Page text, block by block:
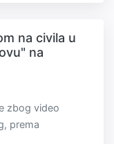
na civila u
na
zbog video
prema